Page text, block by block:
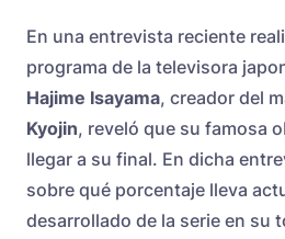
En una entrevista reciente
programa de la televisora
Hajime Isayama, creador del
Kyojin, reveló que su famosa
llegar a su final. En dicha
sobre qué porcentaje lleva
desarrollado de la serie en su